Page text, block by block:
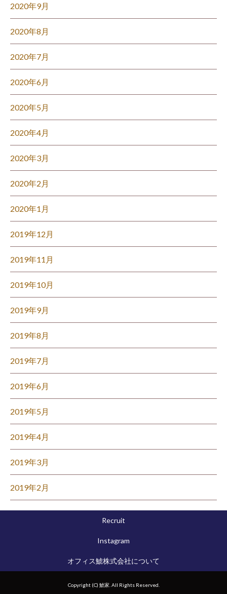
2020年9月
2020年8月
2020年7月
2020年6月
2020年5月
2020年4月
2020年3月
2020年2月
2020年1月
2019年12月
2019年11月
2019年10月
2019年9月
2019年8月
2019年7月
2019年6月
2019年5月
2019年4月
2019年3月
2019年2月
Recruit
Instagram
オフィス鯱株式会社について
Copyright (C) 鯱家. All Rights Reserved.